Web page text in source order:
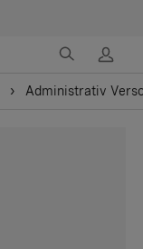
Administrativ